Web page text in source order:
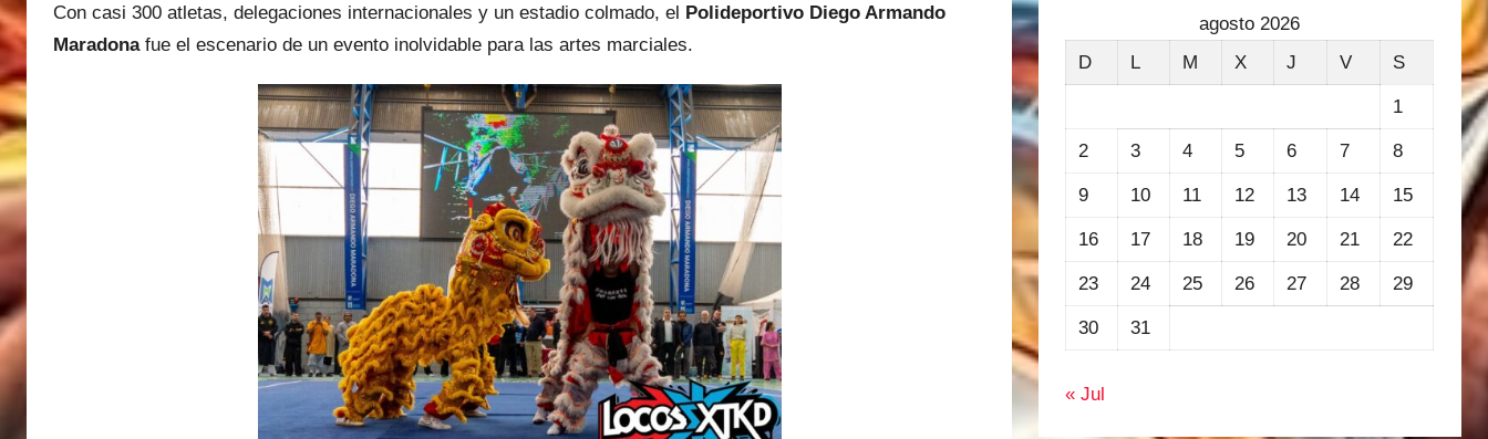
r
M
t
í
a
s
M
a
r
t
i
n
e
z
Con casi 300 atletas, delegaciones internacionales y un estadio colmado, el Polideportivo Diego Armando
Maradonafue el escenario de un evento inolvidable para las artes marciales.
agosto 2026
D
L M X J V S
1
2 3 4 5 6 7 8
9 10 11 12 13 14 15
16 17 18 19 20 21 22
23 24 25 26 27 28 29
30 31
« Jul